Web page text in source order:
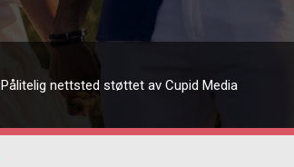
Pålitelig nettsted støttet av Cupid Media